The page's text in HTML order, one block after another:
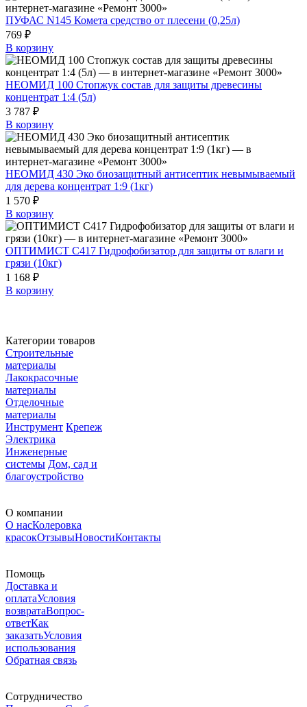
ПУФАС N145 Комета средство от плесени (0,25л)
769 ₽
В корзину
НЕОМИД 100 Стопжук состав для защиты древесины
концентрат 1:4 (5л)
3 787 ₽
В корзину
НЕОМИД 430 Эко биозащитный антисептик невымываемый
для дерева концентрат 1:9 (1кг)
1 570 ₽
В корзину
ОПТИМИСТ C417 Гидрофобизатор для защиты от влаги и
грязи (10кг)
1 168 ₽
В корзину
Категории товаров
Строительные
материалы
Лакокрасочные
материалы
Отделочные
материалы
Инструмент Крепеж
Электрика
Инженерные
системы Дом, сад и
благоустройство
О компании
О насКолеровка
красокОтзывыНовостиКонтакты
Помощь
Доставка и
оплатаУсловия
возвратаВопрос-
ответКак
заказатьУсловия
использования
Обратная связь
Сотрудничество